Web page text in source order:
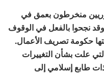
منخرطون بعمق في
وقد نجحوا بالفعل في الوقوف
حكومة تصريف الأعمال.
علت بشأن التغييرات
طابع إسلامي إلى